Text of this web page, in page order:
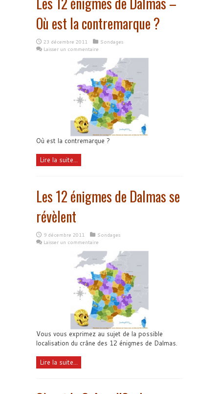
Où est la contremarque ?
23 décembre 2011
Sondages
Laisser un commentaire
Où est la contremarque ?
Lire la suite...
Les 12 énigmes de Dalmas se
révèlent
9 décembre 2011
Sondages
Laisser un commentaire
Vous vous exprimez au sujet de la possible
localisation du crâne des 12 énigmes de Dalmas.
Lire la suite...